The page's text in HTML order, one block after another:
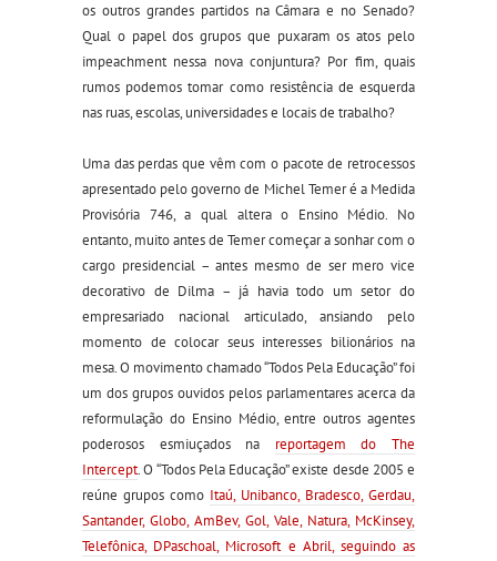
os outros grandes partidos na Câmara e no Senado?
Qual o papel dos grupos que puxaram os atos pelo
impeachment nessa nova conjuntura? Por fim, quais
rumos podemos tomar como resistência de esquerda
nas ruas, escolas, universidades e locais de trabalho?
Uma das perdas que vêm com o pacote de retrocessos
apresentado pelo governo de Michel Temer é a Medida
Provisória 746, a qual altera o Ensino Médio. No
entanto, muito antes de Temer começar a sonhar com o
cargo presidencial – antes mesmo de ser mero vice
decorativo de Dilma – já havia todo um setor do
empresariado nacional articulado, ansiando pelo
momento de colocar seus interesses bilionários na
mesa. O movimento chamado “Todos Pela Educação” foi
um dos grupos ouvidos pelos parlamentares acerca da
reformulação do Ensino Médio, entre outros agentes
poderosos esmiuçados na reportagem do The
Intercept. O “Todos Pela Educação” existe desde 2005 e
reúne grupos como Itaú, Unibanco, Bradesco, Gerdau,
Santander, Globo, AmBev, Gol, Vale, Natura, McKinsey,
Telefônica, DPaschoal, Microsoft e Abril, seguindo as